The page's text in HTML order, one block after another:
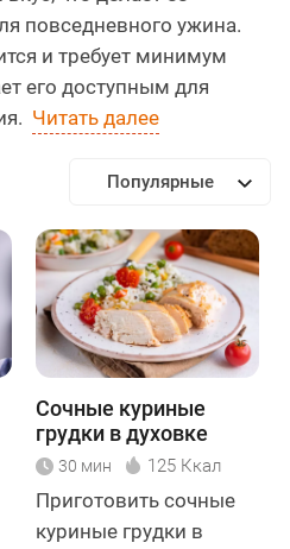
повседневного ужина.
и требует минимум
его доступным для
Читать далее
Популярные
Сочные куриные
грудки в духовке
30 мин 125 Ккал
Приготовить сочные
куриные грудки в